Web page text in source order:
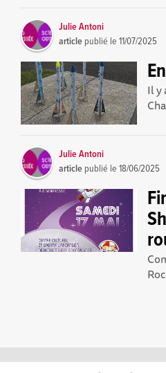
Julie Antoni
article publié le11/07/2025
Il y
Julie Antoni
article publié le18/06/2025